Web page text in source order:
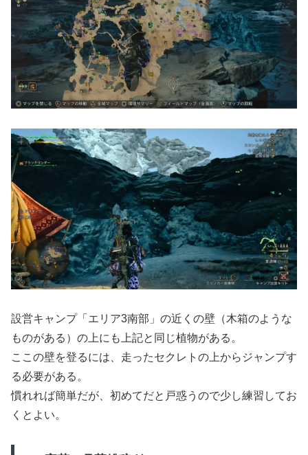
設営キャンプ「エリア3南部」の近くの壁（木箱のような
ものがある）の上にも上記と同じ植物がある。
ここの壁を登るには、走ったセクレトの上からジャンプす
る必要がある。
慣れれば簡単だが、初めてだと戸惑うので少し練習してお
くとよい。